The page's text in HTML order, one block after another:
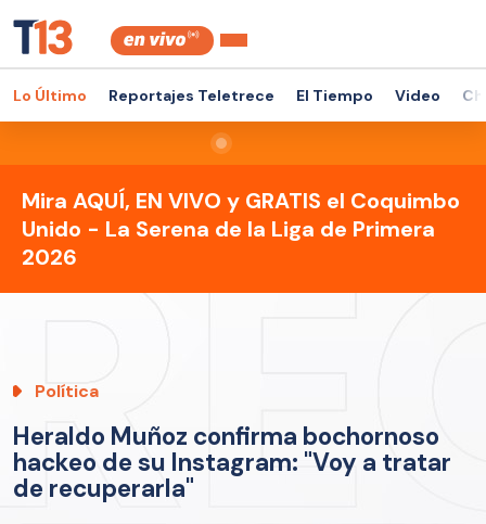
Lo Último Reportajes Teletrece El Tiempo Video
Mira AQUÍ, EN VIVO y GRATIS el Coquimbo
Unido - La Serena de la Liga de Primera
2026
Política
Heraldo Muñoz confirma bochornoso
hackeo de su Instagram: "Voy a tratar
de recuperarla"